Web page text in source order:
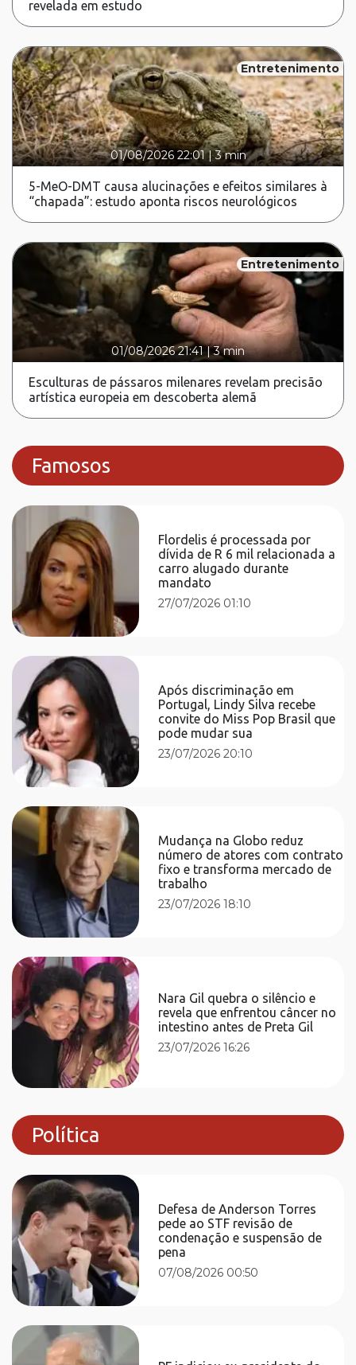
revelada em estudo
Entretenimento
01/08/2026 22:01|3 min
5-MeO-DMT causa alucinações e efeitos similares à
“chapada”: estudo aponta riscos neurológicos
Entretenimento
01/08/2026 21:41 |3 min
Esculturas de pássaros milenares revelam precisão
artística europeia em descoberta alemã
Famosos
Flordelis é processada por
dívida de R 6 mil relacionada a
carro alugado durante
mandato
27/07/2026 01:10
Após discriminação em
Portugal, Lindy Silva recebe
convite do Miss Pop Brasil que
pode mudar sua
23/07/2026 20:10
Mudança na Globo reduz
número de atores com contrato
fixo e transforma mercado de
trabalho
23/07/2026 18:10
Nara Gil quebra o silêncio e
revela que enfrentou câncer no
intestino antes de Preta Gil
23/07/2026 16:26
Política
Defesa de Anderson Torres
pede ao STF revisão de
condenação e suspensão de
pena
07/08/2026 00:50